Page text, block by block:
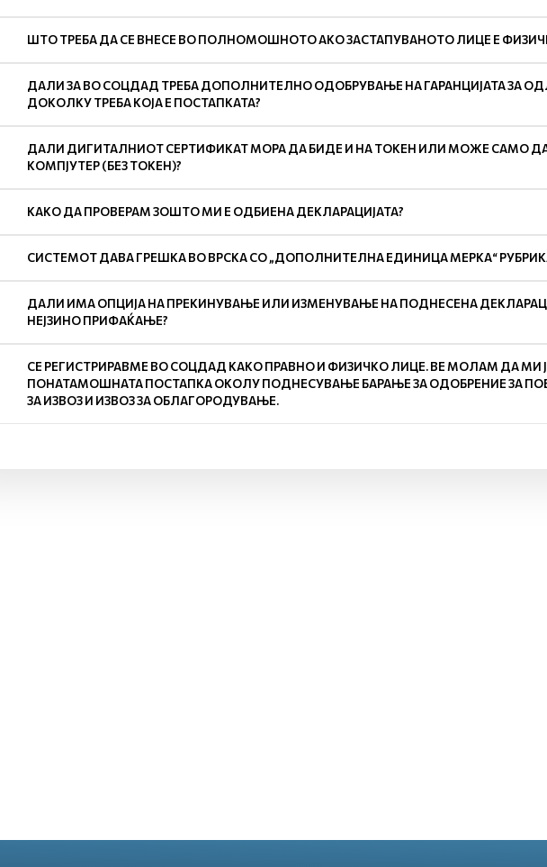
ШТО ТРЕБА ДА СЕ ВНЕСЕ ВО ПОЛНОМОШНОТО АКО ЗАСТАПУВАНОТО ЛИЦЕ Е
ДАЛИ ЗА ВО СОЦДАД ТРЕБА ДОПОЛНИТЕЛНО ОДОБРУВАЊЕ НА ГАРАНЦИЈАТА ЗА
ДОКОЛКУ ТРЕБА КОЈА Е ПОСТАПКАТА?
ДАЛИ ДИГИТАЛНИОТ СЕРТИФИКАТ МОРА ДА БИДЕ И НА ТОКЕН ИЛИ МОЖЕ САМО
КОМПЈУТЕР (БЕЗ ТОКЕН)?
КАКО ДА ПРОВЕРАМ ЗОШТО МИ Е ОДБИЕНА ДЕКЛАРАЦИЈАТА?
СИСТЕМОТ ДАВА ГРЕШКА ВО ВРСКА СО „ДОПОЛНИТЕЛНА ЕДИНИЦА МЕРКА“
ДАЛИ ИМА ОПЦИЈА НА ПРЕКИНУВАЊЕ ИЛИ ИЗМЕНУВАЊЕ НА ПОДНЕСЕНА
НЕЈЗИНО ПРИФАЌАЊЕ?
СЕ РЕГИСТРИРАВМЕ ВО СОЦДАД КАКО ПРАВНО И ФИЗИЧКО ЛИЦЕ. ВЕ МОЛАМ ДА МИ
ПОНАТАМОШНАТА ПОСТАПКА ОКОЛУ ПОДНЕСУВАЊЕ БАРАЊЕ ЗА ОДОБРЕНИЕ ЗА
ЗА ИЗВОЗ И ИЗВОЗ ЗА ОБЛАГОРОДУВАЊЕ.